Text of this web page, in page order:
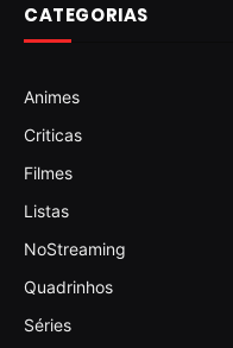
CATEGORIAS
Animes
Criticas
Filmes
Listas
NoStreaming
Quadrinhos
Séries